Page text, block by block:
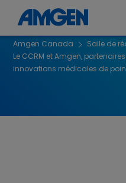
Amgen Canada Salle de
Le CCRM et Amgen,
innovations médicales de